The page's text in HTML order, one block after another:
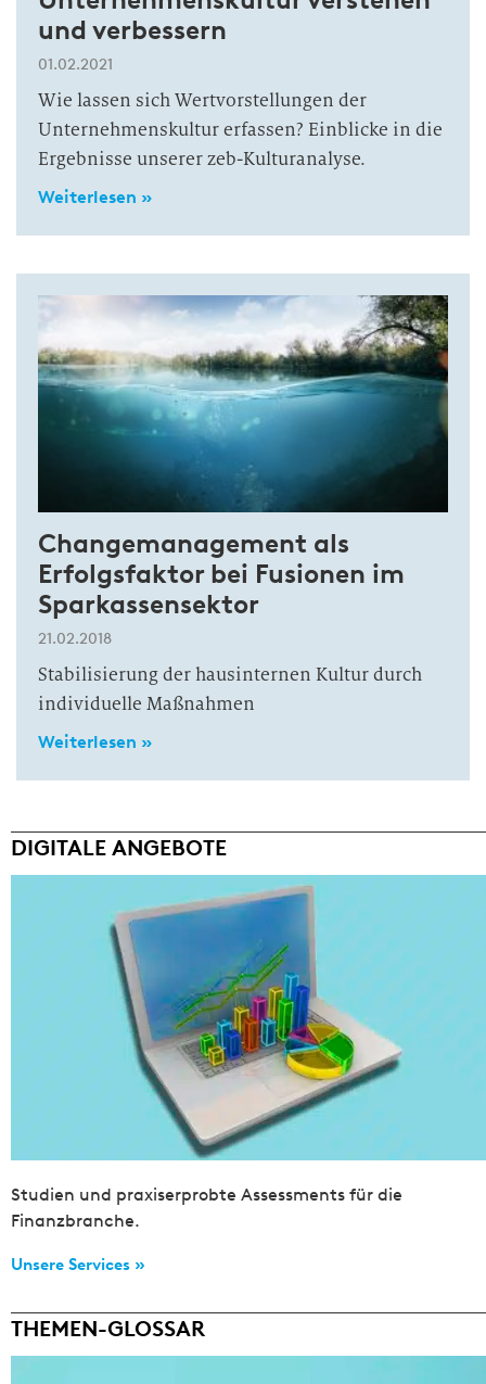
und verbessern
01.02.2021
Wie lassen sich Wertvorstellungen der
Unternehmenskultur erfassen? Einblicke in die
Ergebnisse unserer zeb-Kulturanalyse.
Weiterlesen »
Changemanagement als
Erfolgsfaktor bei Fusionen im
Sparkassensektor
21.02.2018
Stabilisierung der hausinternen Kultur durch
individuelle Maßnahmen
Weiterlesen »
DIGITALE ANGEBOTE
Studien und praxiserprobte Assessments für die
Finanzbranche.
Unsere Services »
THEMEN-GLOSSAR